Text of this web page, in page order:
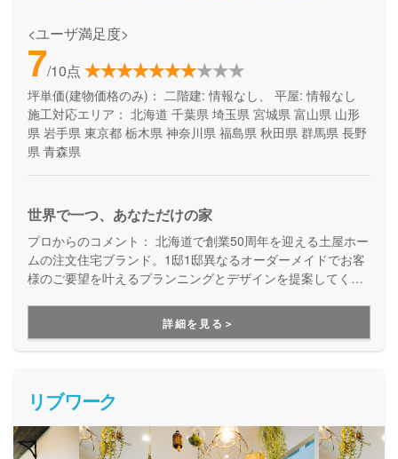
<ユーザ満足度>
7/10点
坪単価(建物価格のみ)： 二階建: 情報なし、 平屋: 情報なし
施工対応エリア： 北海道 千葉県 埼玉県 宮城県 富山県 山形
県 岩手県 東京都 栃木県 神奈川県 福島県 秋田県 群馬県 長野
県 青森県
世界で一つ、あなただけの家
プロからのコメント： 北海道で創業50周年を迎える土屋ホー
ムの注文住宅ブランド。1邸1邸異なるオーダーメイドでお客
様のご要望を叶えるプランニングとデザインを提案してくれ
詳細を見る＞
リブワーク